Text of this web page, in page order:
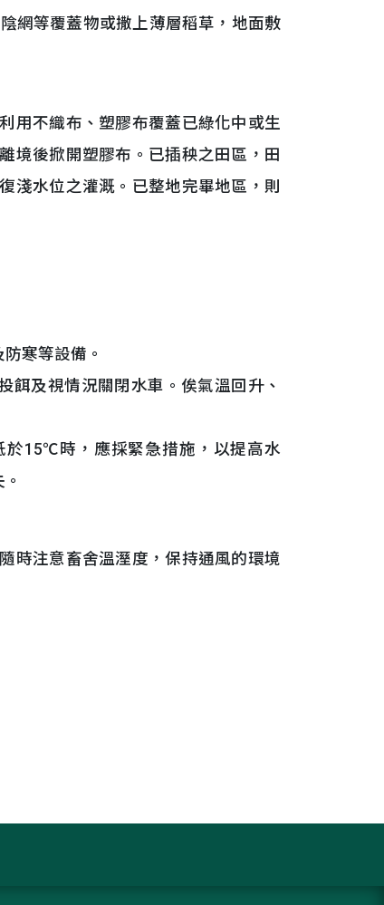
網等覆蓋物或撒上薄層稻草，地面敷
用不織布、塑膠布覆蓋已綠化中或生
境後掀開塑膠布。已插秧之田區，田
淺水位之灌溉。已整地完畢地區，則
寒等設備。
餌及視情況關閉水車。俟氣溫回升、
於15℃時，應採緊急措施，以提高水
時注意畜舍溫溼度，保持通風的環境